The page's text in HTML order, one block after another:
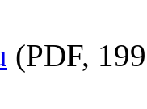
(PDF,